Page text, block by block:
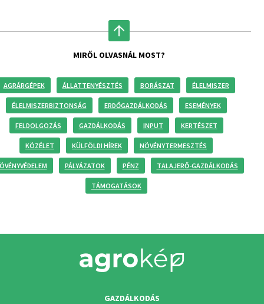
MIRŐL OLVASNÁL MOST?
AGRÁRGÉPEK ÁLLATTENYÉSZTÉS BORÁSZAT ÉLELMISZER
ÉLELMISZERBIZTONSÁG ERDŐGAZDÁLKODÁS ESEMÉNYEK
FELDOLGOZÁS GAZDÁLKODÁS INPUT KERTÉSZET
KÖZÉLET KÜLFÖLDI HÍREK NÖVÉNYTERMESZTÉS
PÁLYÁZATOK PÉNZ TALAJERŐ-GAZDÁLKODÁS
TÁMOGATÁSOK
GAZDÁLKODÁS